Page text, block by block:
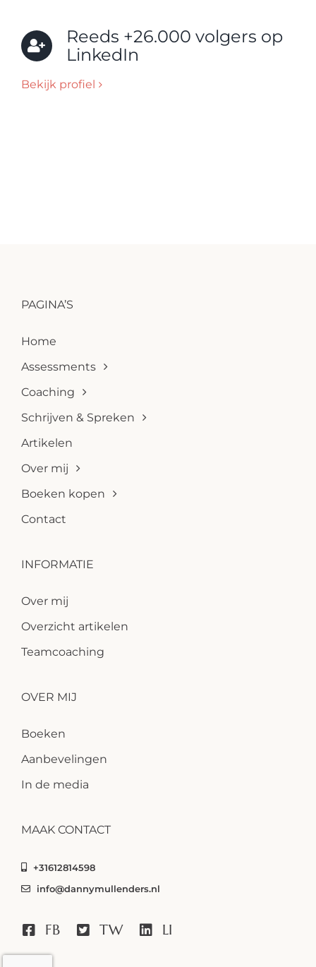
Reeds +26.000 volgers op
LinkedIn
Bekijk profiel
PAGINA’S
Home
Assessments
Coaching
Schrijven & Spreken
Artikelen
Over mij
Boeken kopen
Contact
INFORMATIE
Over mij
Overzicht artikelen
Teamcoaching
OVER MIJ
Boeken
Aanbevelingen
In de media
MAAK CONTACT
+31612814598
info@dannymullenders.nl
FB TW LI